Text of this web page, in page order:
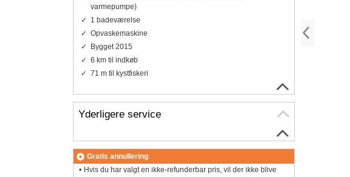
varmepumpe)
1 badeværelse
Opvaskemaskine
Bygget 2015
6 km til indkøb
71 m til kystfiskeri
Yderligere service
Gratis annullering
Hvis du har valgt en ikke-refunderbar pris, vil der ikke blive